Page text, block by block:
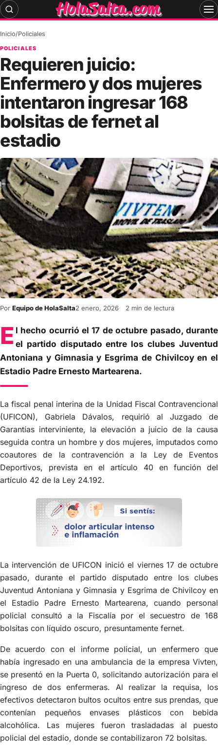
Skip
to
Inicio/Policiales
POLICIALES
Requieren juicio:
Enfermero y dos mujeres
intentaron ingresar 168
bolsitas de fernet al
estadio
Por Equipo de HolaSalta2 enero, 2026 2 min de lectura
E l hecho ocurrió el 17 de octubre pasado, durante
el partido disputado entre los clubes Juventud
Antoniana y Gimnasia y Esgrima de Chivilcoy en el
Estadio Padre Ernesto Martearena.
La fiscal penal interina de la Unidad Fiscal Contravencional
(UFICON), Gabriela Dávalos, requirió al Juzgado de
Garantías interviniente, la elevación a juicio de la causa
seguida contra un hombre y dos mujeres, imputados como
coautores de la contravención a la Ley de Eventos
Deportivos, prevista en el artículo 40 en función del
artículo 42 de la Ley 24.192.
La intervención de UFICON inició el viernes 17 de octubre
pasado, durante el partido disputado entre los clubes
Juventud Antoniana y Gimnasia y Esgrima de Chivilcoy en
el Estadio Padre Ernesto Martearena, cuando personal
policial consultó a la Fiscalía por el secuestro de 168
bolsitas con líquido oscuro, presuntamente fernet.
De acuerdo con el informe policial, un enfermero que
había ingresado en una ambulancia de la empresa Vivten,
se presentó en la Puerta 0, solicitando autorización para el
ingreso de dos enfermeras. Al realizar la requisa, los
efectivos detectaron bultos ocultos entre sus prendas, que
contenían pequeños envases plásticos con bebida
alcohólica. Las mujeres fueron trasladadas al puesto
policial del estadio, donde se contabilizaron 72 bolsitas.